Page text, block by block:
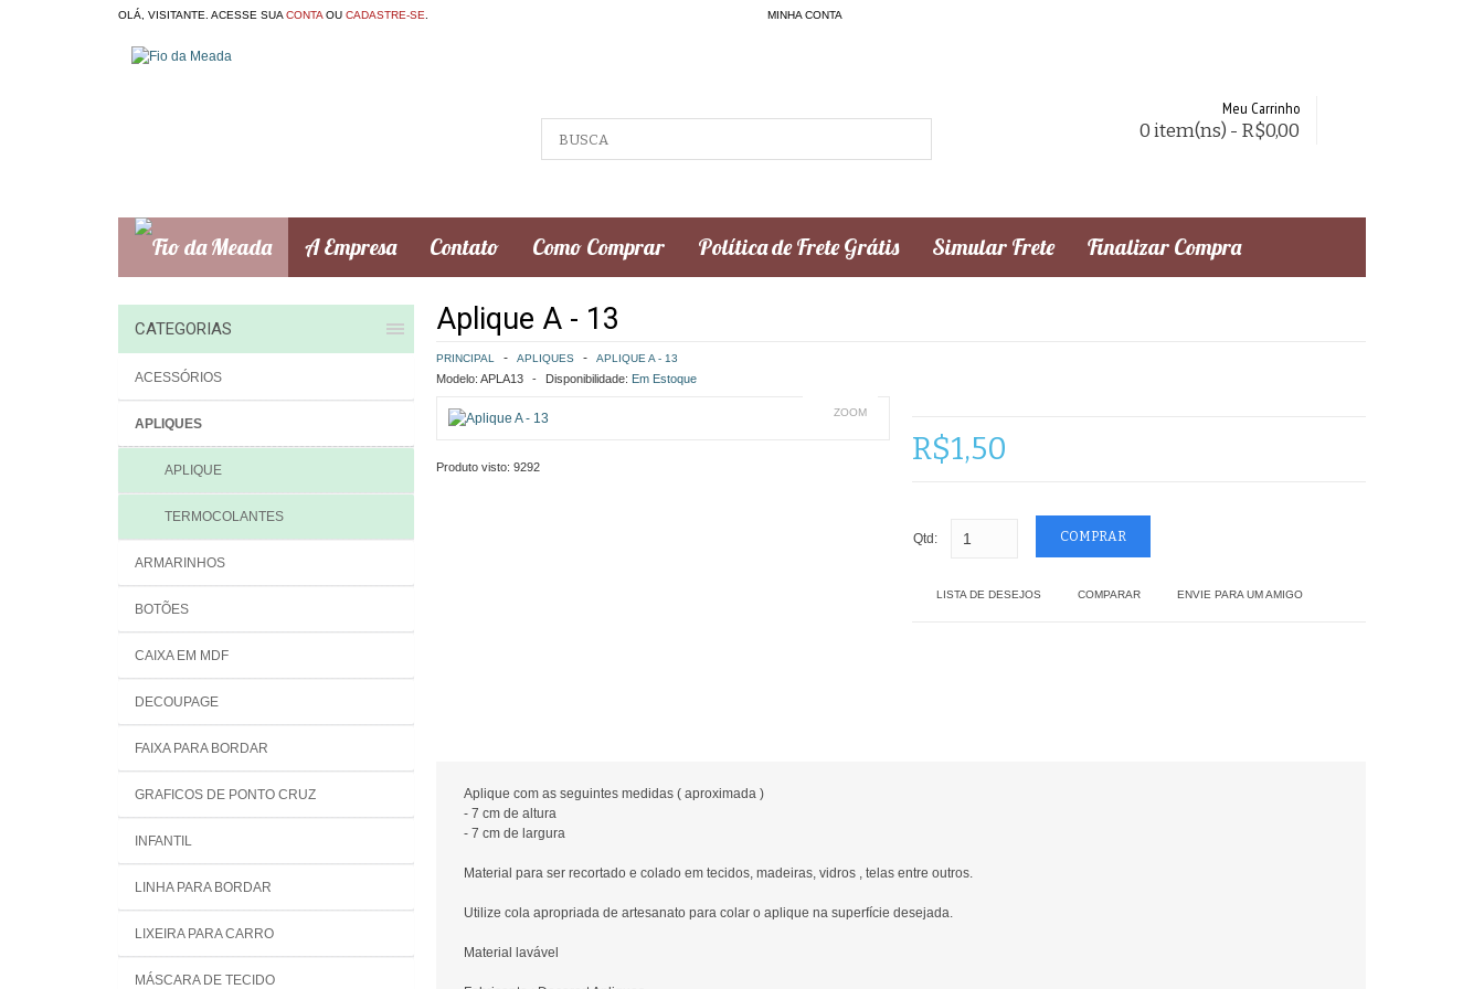
OLÁ, VISITANTE. ACESSE SUA CONTA OU CADASTRE-SE MINHA CONTA
Meu Carrinho
0 item(ns) - R$0,00
A Empresa Contato Como Comprar Política de Frete Grátis Simular Frete Finalizar Compra
CATEGORIAS
ACESSÓRIOS
APLIQUES
APLIQUE
TERMOCOLANTES
ARMARINHOS
BOTÕES
CAIXA EM MDF
DECOUPAGE
FAIXA PARA BORDAR
GRAFICOS DE PONTO CRUZ
INFANTIL
LINHA PARA BORDAR
LIXEIRA PARA CARRO
MÁSCARA DE TECIDO
Aplique A - 13
PRINCIPAL APLIQUES APLIQUE A - 13
Modelo: APLA13 Disponibilidade: Em Estoque
ZOOM
Produto visto: 9292 R$1,50
Qtd:
LISTA DE DESEJOS COMPARAR ENVIE PARA UM AMIGO
Aplique com as seguintes medidas ( aproximada )
- 7 cm de altura
- 7 cm de largura
Material para ser recortado e colado em tecidos, madeiras, vidros , telas entre outros.
Utilize cola apropriada de artesanato para colar o aplique na superfície desejada.
Material lavável